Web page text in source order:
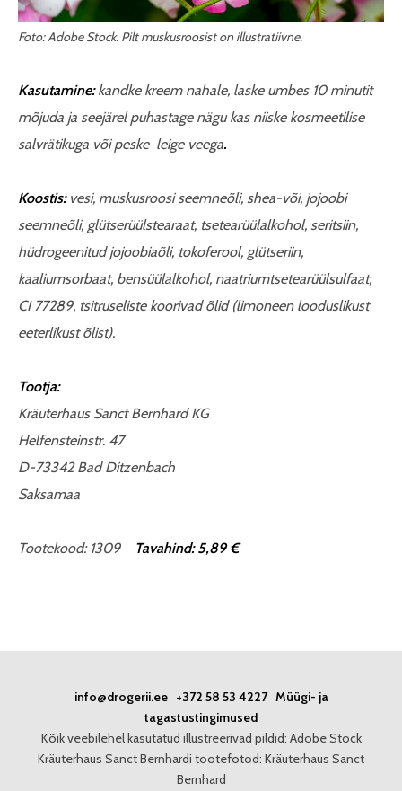
Foto: Adobe Stock. Pilt muskusroosist on illustratiivne.
Kasutamine:kandke kreem nahale, laske umbes 10 minutit
mõjuda ja seejärel puhastage nägu kas niiske kosmeetilise
salvrätikuga või peske leige veega.
Koostis:vesi, muskusroosi seemneõli, shea-või, jojoobi
seemneõli, glütserüülstearaat, tsetearüülalkohol, seritsiin,
hüdrogeenitud jojoobiaõli, tokoferool, glütseriin,
kaaliumsorbaat, bensüülalkohol, naatriumtsetearüülsulfaat,
CI 77289, tsitruseliste koorivad õlid (limoneen looduslikust
eeterlikust õlist).
Tootja:
Kräuterhaus Sanct Bernhard KG
Helfensteinstr. 47
D-73342 Bad Ditzenbach
Saksamaa
Tootekood: 1309 Tavahind: 5,89 €
info@drogerii.ee+372 58 53 4227 Müügi- ja
tagastustingimused
Kõik veebilehel kasutatud illustreerivad pildid: Adobe Stock
Kräuterhaus Sanct Bernhardi tootefotod: Kräuterhaus Sanct
Bernhard